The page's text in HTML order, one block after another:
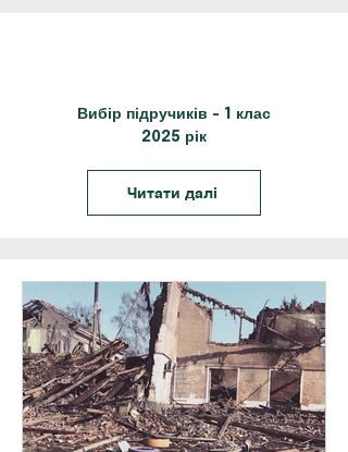
Вибір підручиків - 1 клас
2025 рік
Читати далі